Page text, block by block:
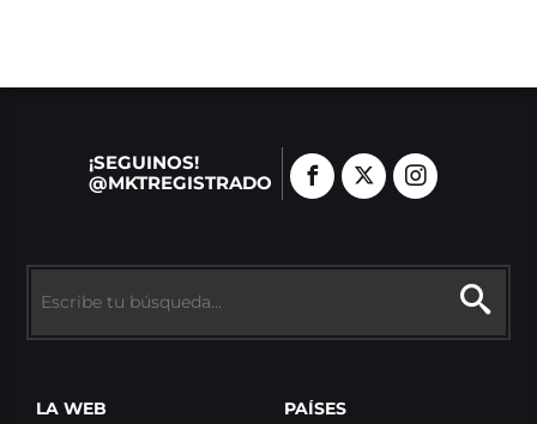
¡SEGUINOS!
@MKTREGISTRADO
LA WEB PAÍSES